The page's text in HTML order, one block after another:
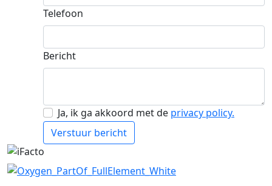
Telefoon
Bericht
Ja, ik ga akkoord met de privacy policy.
Verstuur bericht